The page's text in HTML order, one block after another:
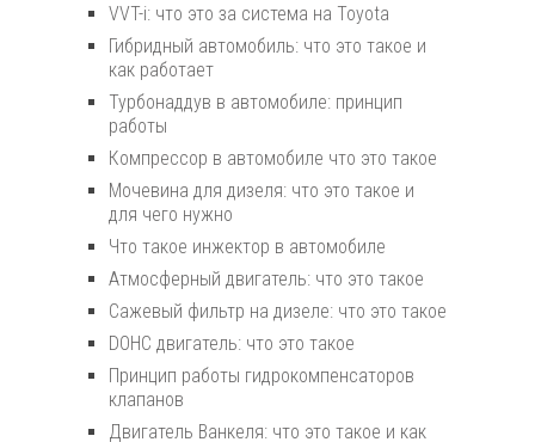
VVT-i: что это за система на Toyota
Гибридный автомобиль: что это такое и
как работает
Турбонаддув в автомобиле: принцип
работы
Компрессор в автомобиле что это такое
Мочевина для дизеля: что это такое и
для чего нужно
Что такое инжектор в автомобиле
Атмосферный двигатель: что это такое
Сажевый фильтр на дизеле: что это такое
DOHC двигатель: что это такое
Принцип работы гидрокомпенсаторов
клапанов
Двигатель Ванкеля: что это такое и как